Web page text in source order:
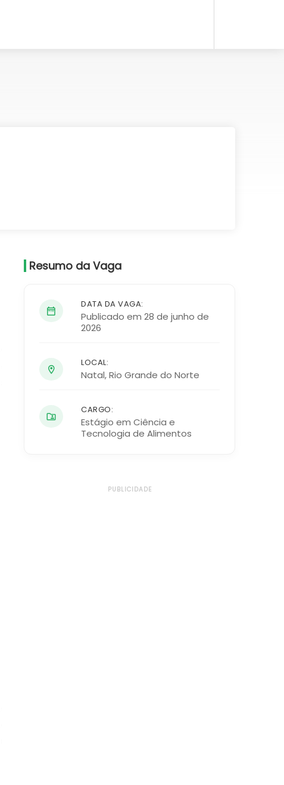
Resumo da Vaga
DATA DA VAGA:
Publicado em 28 de junho de
2026
LOCAL:
Natal,Rio Grande do Norte
CARGO:
Estágio em Ciência e
Tecnologia de Alimentos
PUBLICIDADE